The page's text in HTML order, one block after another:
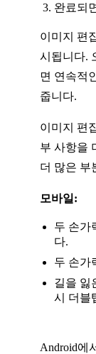
완료되
이미지 편
시됩니다.
면 연속적
줍니다.
이미지 편
부 사항을
더 많은 부
모바일:
두 손가
다.
두 손가
길을 잃
시 더블
Android에